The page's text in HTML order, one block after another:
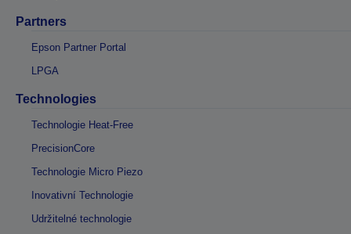
Partners
Epson Partner Portal
LPGA
Technologies
Technologie Heat-Free
PrecisionCore
Technologie Micro Piezo
Inovativní Technologie
Udržitelné technologie